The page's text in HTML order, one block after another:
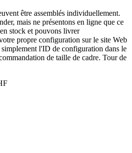
être assemblés individuellement.
mais ne présentons en ligne que ce
stock et pouvons livrer
propre configuration sur le site Web
simplement l'ID de configuration dans le
de taille de cadre. Tour de